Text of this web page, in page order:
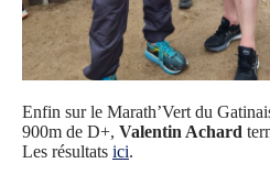
Enfin sur le Marath’Vert du
900m de D+, Valentin Achard
Les résultats ici.